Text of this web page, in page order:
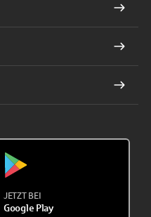
JETZT BEI
Google Play